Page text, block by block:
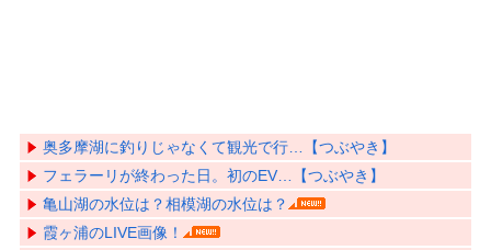
奥多摩湖に釣りじゃなくて観光で行…【つぶやき】
フェラーリが終わった日。初のEV…【つぶやき】
亀山湖の水位は？相模湖の水位は？
霞ヶ浦のLIVE画像！